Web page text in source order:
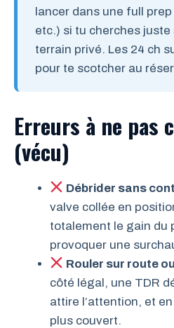
lancer dans une full
etc.) si tu cherches juste
terrain privé. Les 24 ch
pour te scotcher au
Erreurs à ne pas
(vécu)
Débrider sans
valve collée en
totalement le gain du
provoquer une
Rouler sur route
côté légal, une TDR
attire l’attention, et en
plus couvert.